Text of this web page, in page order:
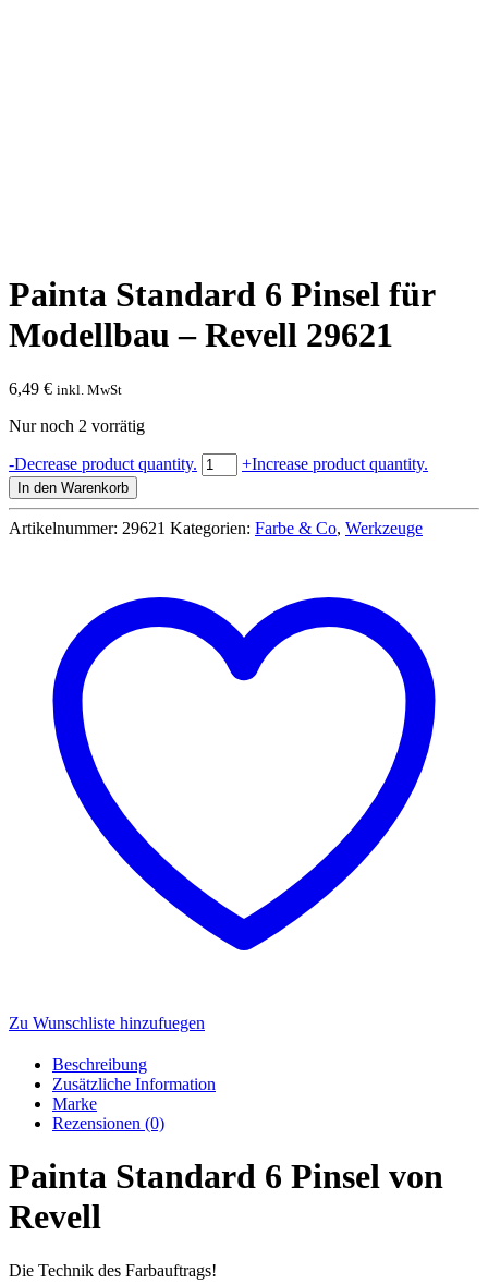
Painta Standard 6 Pinsel für
Modellbau – Revell 29621
6,49 € inkl. MwSt
Nur noch 2 vorrätig
-Decrease product quantity. Painta
Standard
Pinsel
für
29621
Menge
+Increase product quantity.
In den Warenkorb
Artikelnummer: 29621 Kategorien: Farbe & Co, Werkzeuge
Zu Wunschliste hinzufuegen
Beschreibung
Zusätzliche Information
Marke
Rezensionen (0)
Painta Standard 6 Pinsel von
Revell
Die Technik des Farbauftrags!